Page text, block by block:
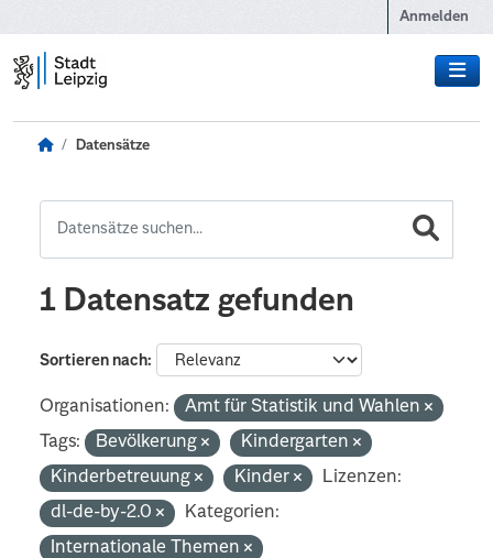
Anmelden
Datensätze
1 Datensatz gefunden
Sortieren nach
Organisationen:
Amt für Statistik und Wahlen
Tags:
Bevölkerung
Kindergarten
Kinderbetreuung
Kinder
Lizenzen:
dl-de-by-2.0
Kategorien:
Internationale Themen